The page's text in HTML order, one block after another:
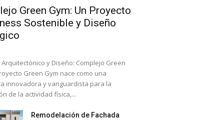
Green Gym: Un Proyecto
Sostenible y Diseño
y Diseño: Complejo Green
Green Gym nace como una
innovadora y vanguardista para la
de la actividad física,...
Remodelación de Fachada